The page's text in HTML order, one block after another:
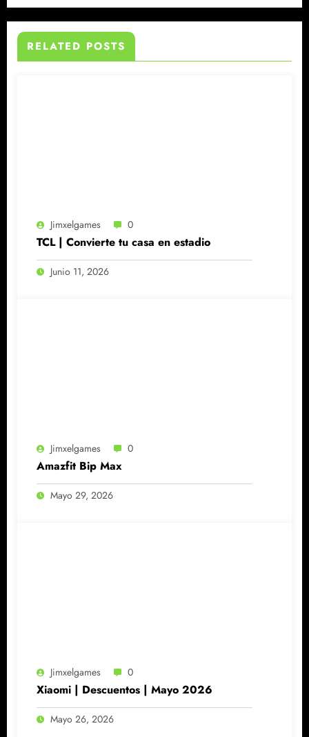
RELATED POSTS
Jimxelgames 0
TCL | Convierte tu casa en estadio
Junio 11, 2026
Jimxelgames 0
Amazfit Bip Max
Mayo 29, 2026
Jimxelgames 0
Xiaomi | Descuentos | Mayo 2026
Mayo 26, 2026